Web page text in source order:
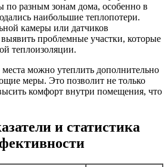
по разным зонам дома, особенно в
наибольшие теплопотери.
камеры или датчиков
проблемные участки, которые
теплоизоляции.
можно утеплить дополнительно
меры. Это позволит не только
комфорт внутри помещения, что
и статистика